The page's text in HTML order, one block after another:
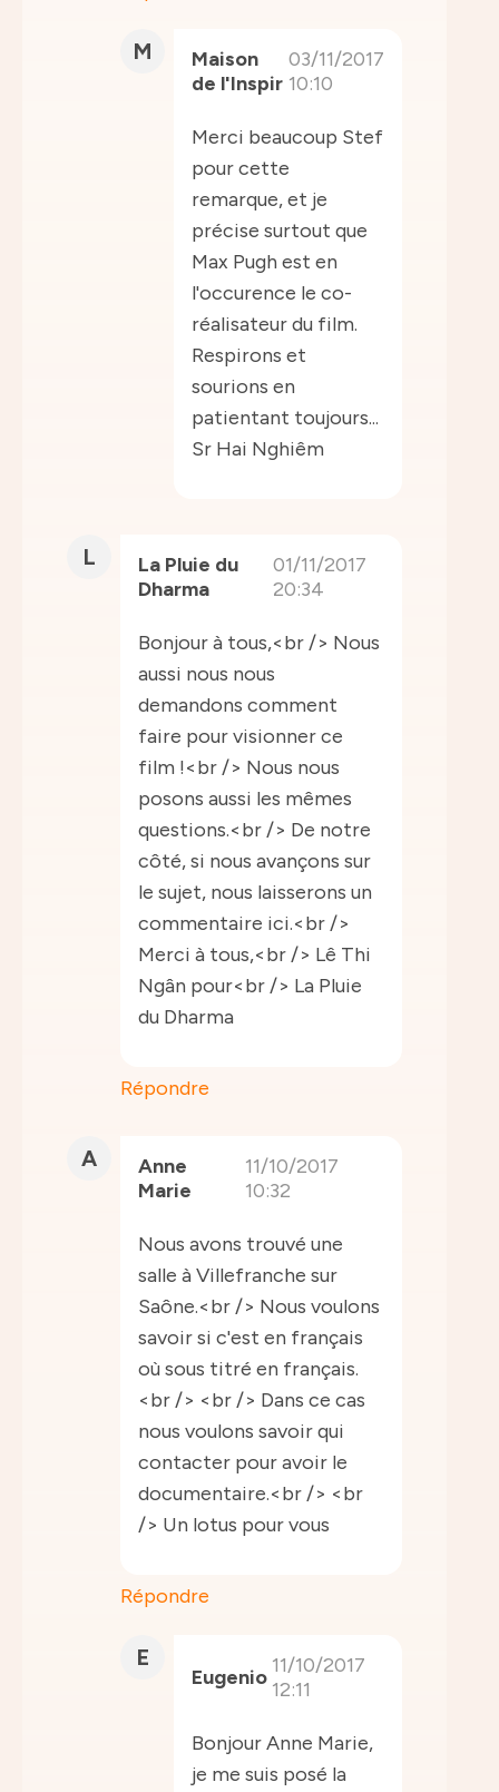
M
Maison
de l'Inspir
03/11/2017
10:10
Merci beaucoup Stef
pour cette
remarque, et je
précise surtout que
Max Pugh est en
l'occurence le co-
réalisateur du film.
Respirons et
sourions en
patientant toujours...
Sr Hai Nghiêm
L
La Pluie du
Dharma
01/11/2017
20:34
Bonjour à tous,<br /> Nous
aussi nous nous
demandons comment
faire pour visionner ce
film !<br /> Nous nous
posons aussi les mêmes
questions.<br /> De notre
côté, si nous avançons sur
le sujet, nous laisserons un
commentaire ici.<br />
Merci à tous,<br /> Lê Thi
Ngân pour<br /> La Pluie
du Dharma
Répondre
A
Anne
Marie
11/10/2017
10:32
Nous avons trouvé une
salle à Villefranche sur
Saône.<br /> Nous voulons
savoir si c'est en français
où sous titré en français.
<br /> <br /> Dans ce cas
nous voulons savoir qui
contacter pour avoir le
documentaire.<br /> <br
/> Un lotus pour vous
Répondre
E
Eugenio 11/10/2017
12:11
Bonjour Anne Marie,
je me suis posé la